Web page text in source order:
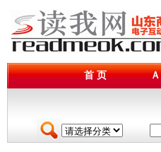
首 页